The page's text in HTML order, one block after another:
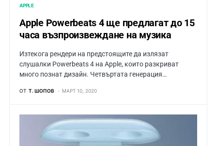
APPLE
Apple Powerbeats 4 ще предлагат до 15
часа възпроизвеждане на музика
Изтекога рендeри на предстоящите да излязат
слушалки Powerbeats 4 на Apple, които разкриват
много познат дизайн. Четвъртата генерация…
ОТ Т. ШОПОВ МАРТ 10, 2020